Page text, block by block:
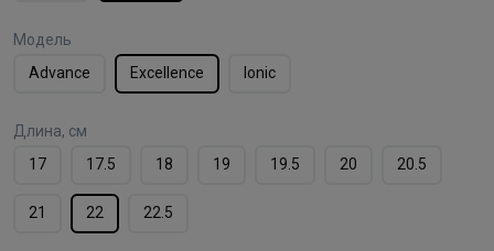
Модель
Advance
Excellence Ionic
Длина, см
17
17.5 18 19 19.5 20 20.5
21 22 22.5